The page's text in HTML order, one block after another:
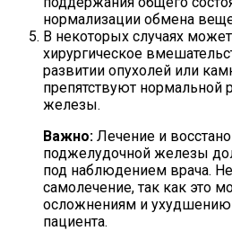
нормализации обмена
В некоторых случаях
хирургическое
развитии опухолей или
препятствуют нормальной
железы.
Важно: Лечение и
поджелудочной железы
под наблюдением врача.
самолечение, так как это
осложнениям и ухудшению
пациента.